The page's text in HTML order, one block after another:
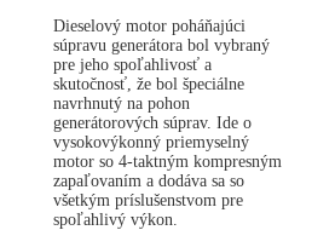
Dieselový motor poháňajúci
súpravu generátora bol vybraný
pre jeho spoľahlivosť a
skutočnosť, že bol špeciálne
navrhnutý na pohon
generátorových súprav. Ide o
vysokovýkonný priemyselný
motor so 4-taktným kompresným
zapaľovaním a dodáva sa so
všetkým príslušenstvom pre
spoľahlivý výkon.